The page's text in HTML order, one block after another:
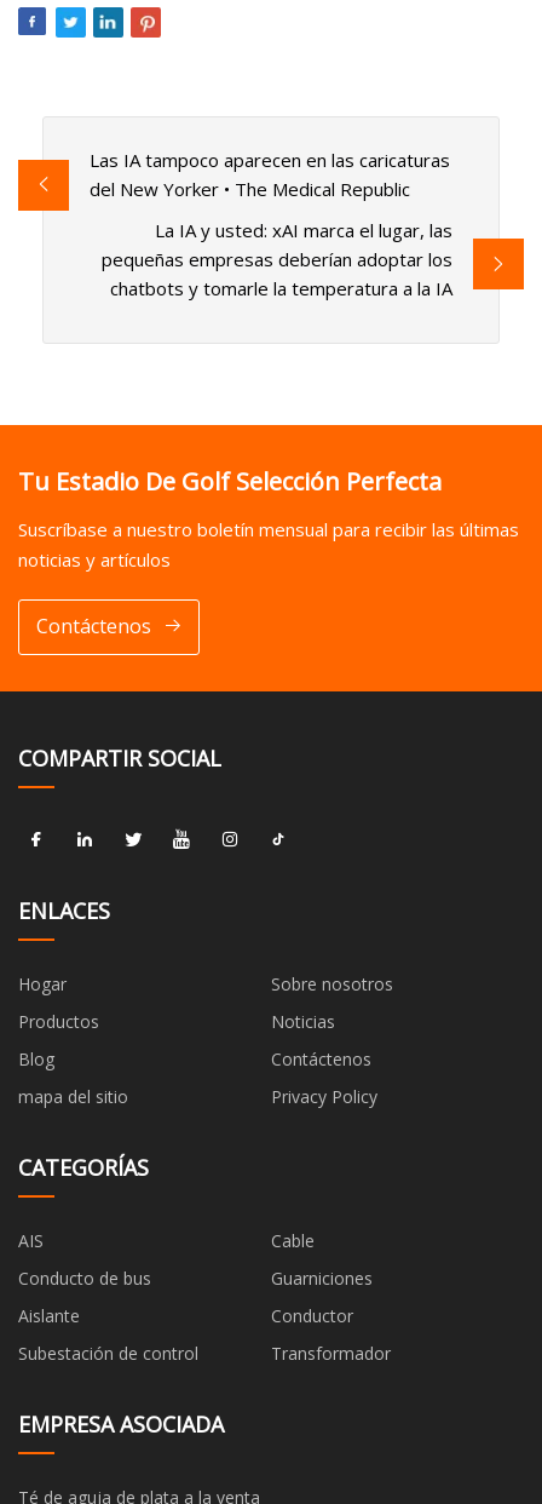
Las IA tampoco aparecen en las caricaturas
del New Yorker • The Medical Republic
La IA y usted: xAI marca el lugar, las
pequeñas empresas deberían adoptar los
chatbots y tomarle la temperatura a la IA
Tu Estadio De Golf Selección Perfecta
Suscríbase a nuestro boletín mensual para recibir las últimas
noticias y artículos
Contáctenos
COMPARTIR SOCIAL
ENLACES
Hogar
Sobre nosotros
Productos
Noticias
Blog
Contáctenos
mapa del sitio
Privacy Policy
CATEGORÍAS
AIS
Cable
Conducto de bus
Guarniciones
Aislante
Conductor
Subestación de control
Transformador
EMPRESA ASOCIADA
Té de aguja de plata a la venta